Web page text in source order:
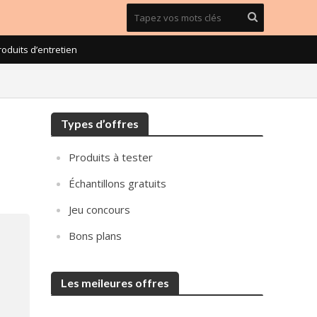
d’entretien
Types d’offres
Produits à tester
Échantillons gratuits
Jeu concours
Bons plans
Les meileures offres